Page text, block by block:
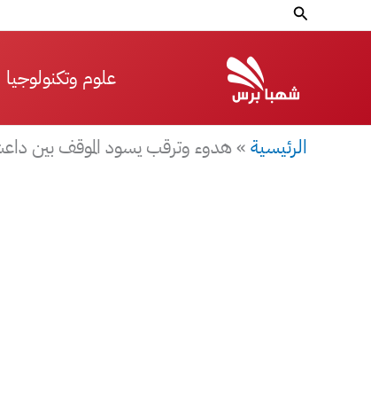
البحث
علوم وتكنولوجيا
الرئيسية»هدوء وترقب يسود الموقف بين